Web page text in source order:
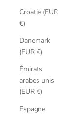
Croatie (EUR
€)
Danemark
(EUR €)
Émirats
arabes unis
(EUR €)
Espagne